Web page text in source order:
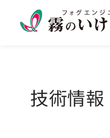
技術情報